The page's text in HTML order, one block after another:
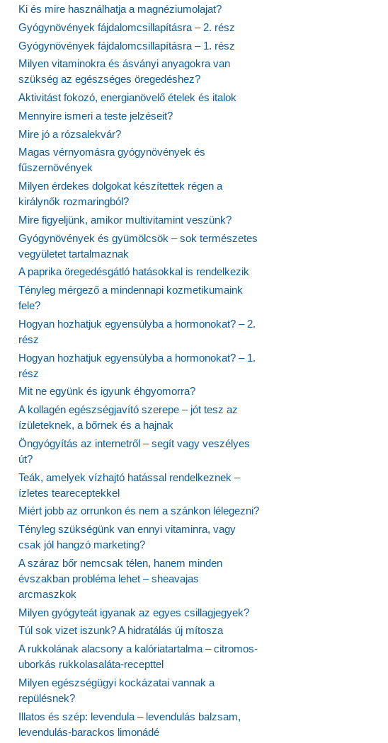
Ki és mire használhatja a magnéziumolajat?
Gyógynövények fájdalomcsillapításra – 2. rész
Gyógynövények fájdalomcsillapításra – 1. rész
Milyen vitaminokra és ásványi anyagokra van
szükség az egészséges öregedéshez?
Aktivitást fokozó, energianövelő ételek és italok
Mennyire ismeri a teste jelzéseit?
Mire jó a rózsalekvár?
Magas vérnyomásra gyógynövények és
fűszernövények
Milyen érdekes dolgokat készítettek régen a
királynők rozmaringból?
Mire figyeljünk, amikor multivitamint veszünk?
Gyógynövények és gyümölcsök – sok természetes
vegyületet tartalmaznak
A paprika öregedésgátló hatásokkal is rendelkezik
Tényleg mérgező a mindennapi kozmetikumaink
fele?
Hogyan hozhatjuk egyensúlyba a hormonokat? – 2.
rész
Hogyan hozhatjuk egyensúlyba a hormonokat? – 1.
rész
Mit ne együnk és igyunk éhgyomorra?
A kollagén egészségjavító szerepe – jót tesz az
ízületeknek, a bőrnek és a hajnak
Öngyógyítás az internetről – segít vagy veszélyes
út?
Teák, amelyek vízhajtó hatással rendelkeznek –
ízletes teareceptekkel
Miért jobb az orrunkon és nem a szánkon lélegezni?
Tényleg szükségünk van ennyi vitaminra, vagy
csak jól hangzó marketing?
A száraz bőr nemcsak télen, hanem minden
évszakban probléma lehet – sheavajas
arcmaszkok
Milyen gyógyteát igyanak az egyes csillagjegyek?
Túl sok vizet iszunk? A hidratálás új mítosza
A rukkolának alacsony a kalóriatartalma – citromos-
uborkás rukkolasaláta-recepttel
Milyen egészségügyi kockázatai vannak a
repülésnek?
Illatos és szép: levendula – levendulás balzsam,
levendulás-barackos limonádé